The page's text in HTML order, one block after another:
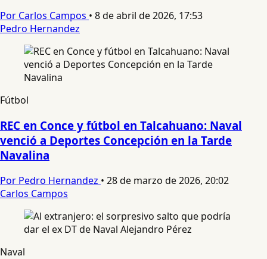
Por Carlos Campos • 8 de abril de 2026, 17:53
Pedro Hernandez
Fútbol
REC en Conce y fútbol en Talcahuano: Naval
venció a Deportes Concepción en la Tarde
Navalina
Por Pedro Hernandez • 28 de marzo de 2026, 20:02
Carlos Campos
Naval